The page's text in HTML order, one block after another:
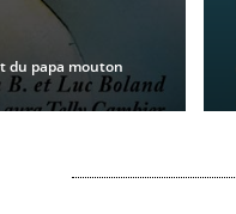
du papa mouton